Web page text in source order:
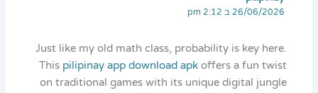
26/06/2026 ב 2:12 pm
Just like my old math class, probability is key here.
This pilipinay app download apkoffers a fun twist
on traditional games with its unique digital jungle